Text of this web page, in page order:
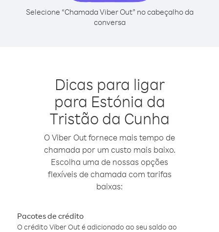
Selecione “Chamada Viber Out” no cabeçalho da
conversa
Dicas para ligar
para Estónia da
Tristão da Cunha
O Viber Out fornece mais tempo de
chamada por um custo mais baixo.
Escolha uma de nossas opções
flexíveis de chamada com tarifas
baixas:
Pacotes de crédito
O crédito Viber Out é adicionado ao seu saldo ao